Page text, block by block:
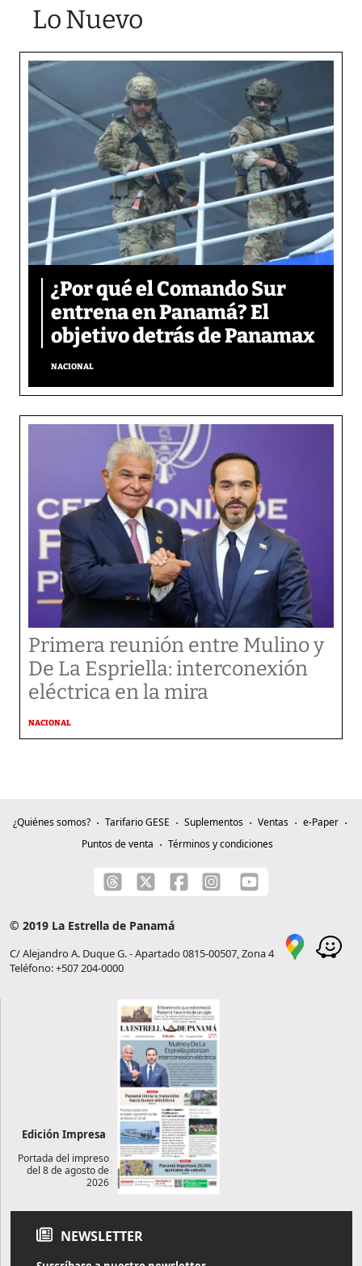
Lo Nuevo
¿Por qué el Comando Sur
entrena en Panamá? El
objetivo detrás de Panamax
NACIONAL
Primera reunión entre Mulino y
De La Espriella: interconexión
eléctrica en la mira
NACIONAL
¿Quiénes somos? Tarifario GESE Suplementos Ventas
e-Paper
Puntos de venta
Términos y condiciones
© 2019 La Estrella de Panamá
C/ Alejandro A. Duque G. - Apartado 0815-00507, Zona 4
Teléfono: +507 204-0000
Edición Impresa
Portada del impreso
del 8 de agosto de
2026
NEWSLETTER